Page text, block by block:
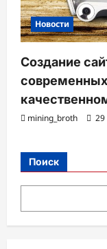
Новости
Создание
современных
mining_broth 29
Поиск